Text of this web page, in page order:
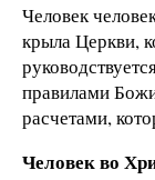
Человек
крыла Церкви,
правилами
расчетами,
Человек во